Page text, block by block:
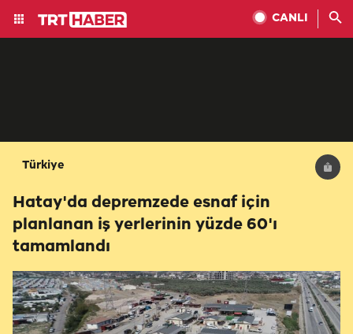
CANLI
Türkiye
Hatay'da depremzede esnaf için
planlanan iş yerlerinin yüzde 60'ı
tamamlandı